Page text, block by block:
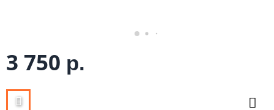
3 750 р.